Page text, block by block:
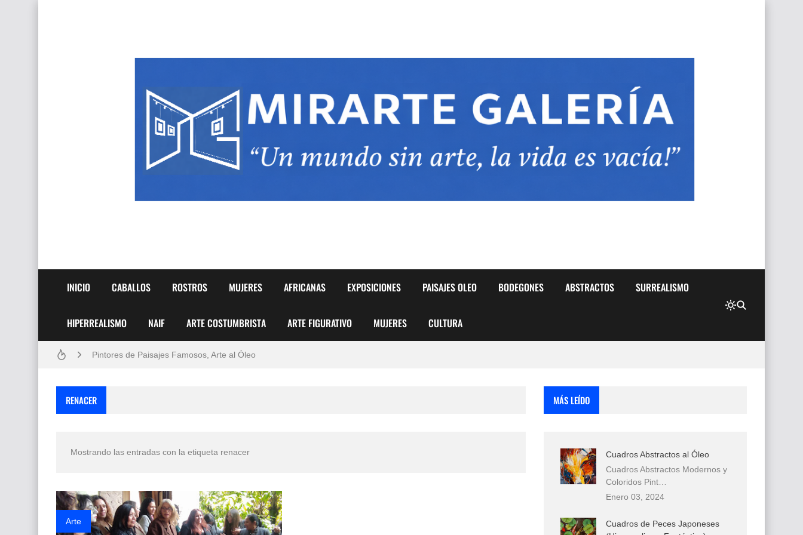
INICIO CABALLOS ROSTROS MUJERES AFRICANAS EXPOSICIONES PAISAJES OLEO BODEGONES ABSTRACTOS SURREALISMO
HIPERREALISMO NAIF ARTE COSTUMBRISTA ARTE FIGURATIVO MUJERES CULTURA
Frutas y Flores Para Colorear Imágenes
Pintores de Paisajes Famosos, Arte al Óleo
Rostros Bellos, La Perfección del Dibujo A Lápiz, Biryulina Vita
Fotos Artísticas de las Actrices de Hollywood Más Bellas del Mundo
RENACER
Mostrando las entradas con la etiqueta renacer
Arte
MÁS LEÍDO
Cuadros Abstractos al Óleo
Cuadros Abstractos Modernos y
Coloridos Pint…
Enero 03, 2024
Cuadros de Peces Japoneses